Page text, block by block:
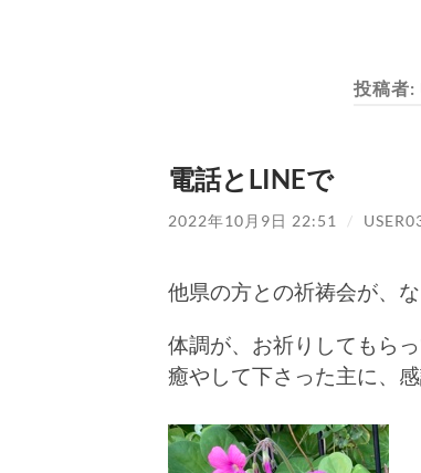
投稿者:
電話とLINEで
2022年10月9日 22:51 /
他県の方との祈祷会が、な
体調が、お祈りしてもら
癒やして下さった主に、